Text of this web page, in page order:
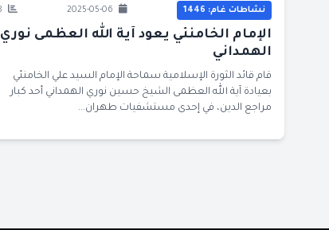
نشاطات غام: 1446
الإمام الخامنئي يعود آية الله العظمى نوري
الهمداني
قام قائد الثورة الإسلامية سماحة الإمام السيد علي الخامنئي
بعيادة آية الله العظمى الشيخ حسين نوري الهمداني أحد كبار
مراجع الدين، في إحدى مستشفيات طهران...